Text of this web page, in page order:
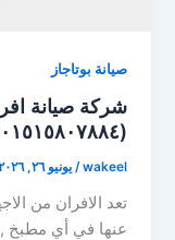
صيانة بوتاجاز
شركة صيانة
(٠٠٢٠١٥١٥٨٠٧٨٨٤)
wakeel
/يونيو ٢٦, ٢٠٢٦
تعد الافران من
عنها في أي مطبخ ,